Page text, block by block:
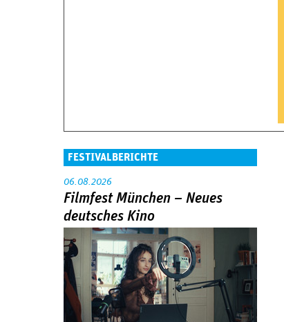
FESTIVALBERICHTE
06.08.2026
Filmfest München – Neues
deutsches Kino